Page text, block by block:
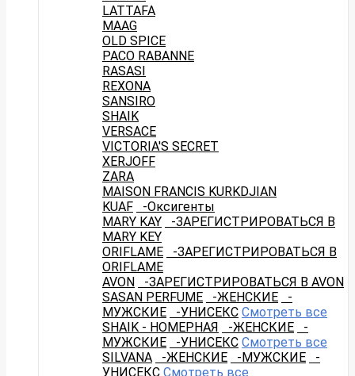
LATTAFA
MAAG
OLD SPICE
PACO RABANNE
RASASI
REXONA
SANSIRO
SHAIK
VERSACE
VICTORIA'S SECRET
XERJOFF
ZARA
MAISON FRANCIS KURKDJIAN
KUAF
-Оксигенты
MARY KAY
-ЗАРЕГИСТРИРОВАТЬСЯ В
MARY KEY
ORIFLAME
-ЗАРЕГИСТРИРОВАТЬСЯ В
ORIFLAME
AVON
-ЗАРЕГИСТРИРОВАТЬСЯ В AVON
SASAN PERFUME
-ЖЕНСКИЕ
-
МУЖСКИЕ
-УНИСЕКС Смотреть все
SHAIK - НОМЕРНАЯ
-ЖЕНСКИЕ
-
МУЖСКИЕ
-УНИСЕКС Смотреть все
SILVANA
-ЖЕНСКИЕ -МУЖСКИЕ
-
УНИСЕКС Смотреть все